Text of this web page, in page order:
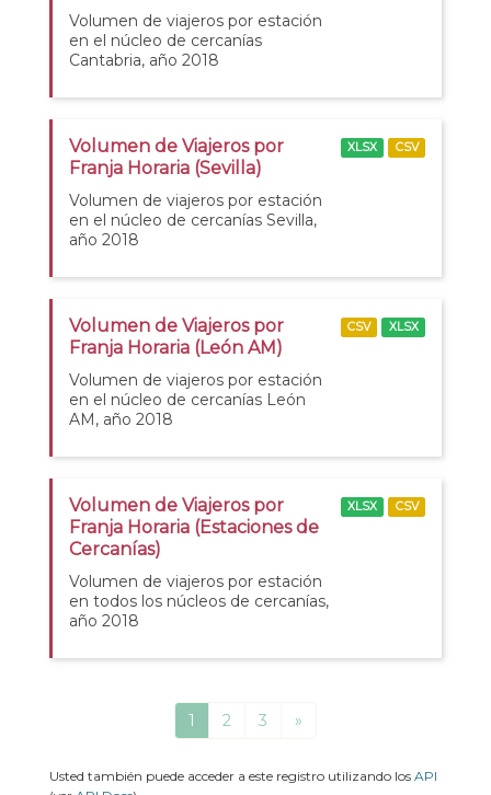
Volumen de viajeros por estación
en el núcleo de cercanías
Cantabria, año 2018
Volumen de Viajeros por
Franja Horaria (Sevilla)
Volumen de viajeros por estación
en el núcleo de cercanías Sevilla,
año 2018
XLSX CSV
Volumen de Viajeros por
Franja Horaria (León AM)
Volumen de viajeros por estación
en el núcleo de cercanías León
AM, año 2018
CSV XLSX
Volumen de Viajeros por
Franja Horaria (Estaciones de
Cercanías)
Volumen de viajeros por estación
en todos los núcleos de cercanías,
año 2018
XLSX CSV
1 2 3 »
Usted también puede acceder a este registro utilizando los API